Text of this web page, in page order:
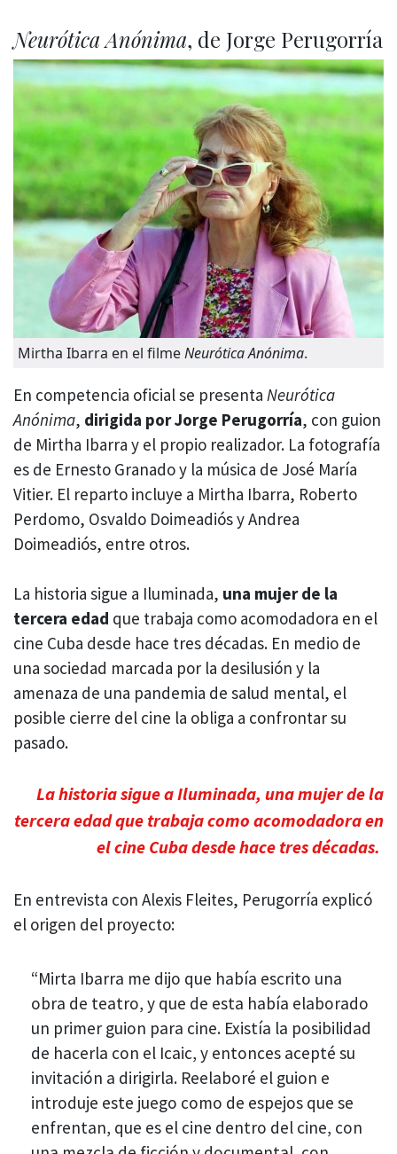
Neurótica Anónima, de Jorge Perugorría
Mirtha Ibarra en el filmeNeurótica Anónima.
En competencia oficial se presenta Neurótica
Anónima, dirigida por Jorge Perugorría, con guion
de Mirtha Ibarra y el propio realizador. La fotografía
es de Ernesto Granado y la música de José María
Vitier. El reparto incluye a Mirtha Ibarra, Roberto
Perdomo, Osvaldo Doimeadiós y Andrea
Doimeadiós, entre otros.
La historia sigue a Iluminada, una mujer de la
tercera edad que trabaja como acomodadora en el
cine Cuba desde hace tres décadas. En medio de
una sociedad marcada por la desilusión y la
amenaza de una pandemia de salud mental, el
posible cierre del cine la obliga a confrontar su
pasado.
La historia sigue a Iluminada, una mujer de la
tercera edad que trabaja como acomodadora en
el cine Cuba desde hace tres décadas.
En entrevista con Alexis Fleites, Perugorría explicó
el origen del proyecto:
“Mirta Ibarra me dijo que había escrito una
obra de teatro, y que de esta había elaborado
un primer guion para cine. Existía la posibilidad
de hacerla con el Icaic, y entonces acepté su
invitación a dirigirla. Reelaboré el guion e
introduje este juego como de espejos que se
enfrentan, que es el cine dentro del cine, con